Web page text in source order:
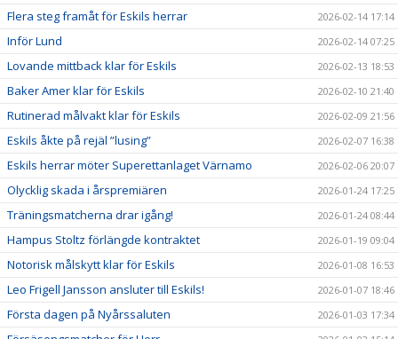
Flera steg framåt för Eskils herrar 2026-02-14 17:14
Inför Lund 2026-02-14 07:25
Lovande mittback klar för Eskils 2026-02-13 18:53
Baker Amer klar för Eskils 2026-02-10 21:40
Rutinerad målvakt klar för Eskils 2026-02-09 21:56
Eskils åkte på rejäl ”lusing” 2026-02-07 16:38
Eskils herrar möter Superettanlaget Värnamo 2026-02-06 20:07
Olycklig skada i årspremiären 2026-01-24 17:25
Träningsmatcherna drar igång! 2026-01-24 08:44
Hampus Stoltz förlängde kontraktet 2026-01-19 09:04
Notorisk målskytt klar för Eskils 2026-01-08 16:53
Leo Frigell Jansson ansluter till Eskils! 2026-01-07 18:46
Första dagen på Nyårssaluten 2026-01-03 17:34